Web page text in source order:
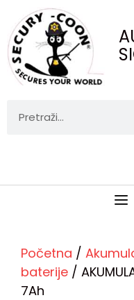
Početna /
baterije /
7Ah